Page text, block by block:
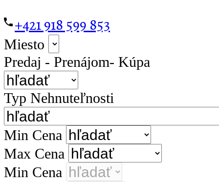
+421 918 599 853
Miesto
Predaj - Prenájom- Kúpa
Typ Nehnuteľnosti
Min Cena
Max Cena
Min Cena